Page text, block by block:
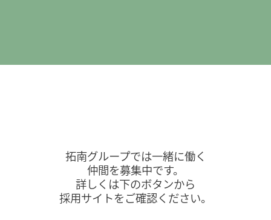
拓南グループでは一緒に働く
仲間を募集中です。
詳しくは下のボタンから
採用サイトをご確認ください。